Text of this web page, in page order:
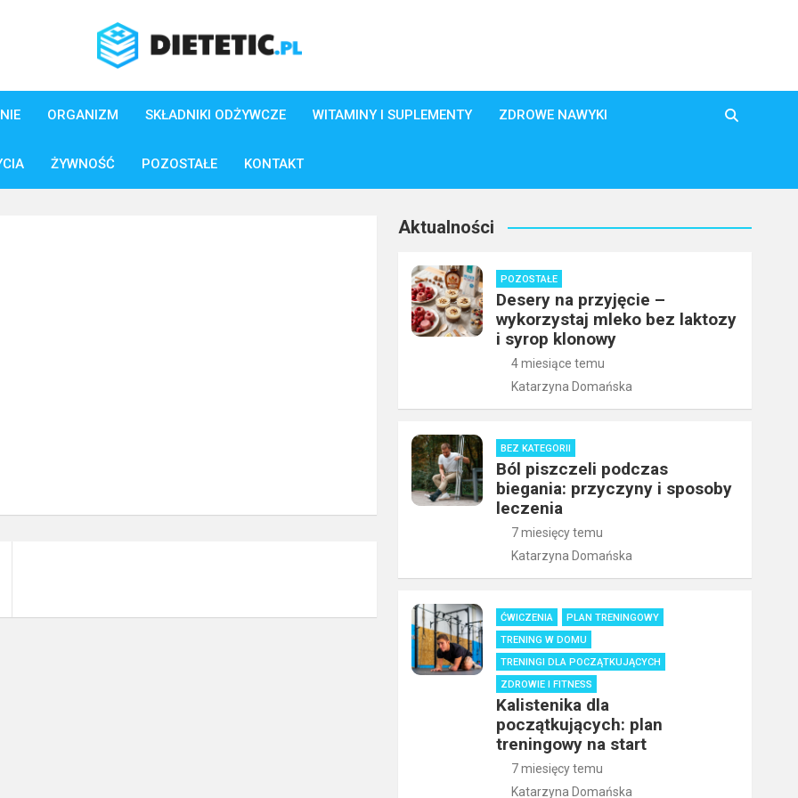
ORGANIZM SKŁADNIKI ODŻYWCZE WITAMINY I SUPLEMENTY ZDROWE NAWYKI
ŻYWNOŚĆ POZOSTAŁE KONTAKT
Aktualności
POZOSTAŁE
Desery na przyjęcie –
wykorzystaj mleko bez laktozy
i syrop klonowy
4 miesiące temu
Katarzyna Domańska
BEZ KATEGORII
Ból piszczeli podczas
biegania: przyczyny i sposoby
leczenia
7 miesięcy temu
Katarzyna Domańska
ĆWICZENIA
PLAN TRENINGOWY
TRENING W DOMU
TRENINGI DLA POCZĄTKUJĄCYCH
ZDROWIE I FITNESS
Kalistenika dla
początkujących: plan
treningowy na start
7 miesięcy temu
Katarzyna Domańska